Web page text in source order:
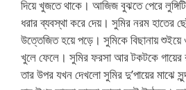
দিয়ে খুজতে থাকে। আজিজ বুঝতে পেরে
ধরার ব্যবস্থা করে দেয়। সুমির নরম হাতের
উত্তেজিত হয়ে পড়ে। সুমিকে বিছানায় শুইয়ে
খুলে ফেলে। সুমির ফরসা আর টকটকে গায়ের
তার উপর যখন দেখলো সুমির দু’পায়ের মাঝে